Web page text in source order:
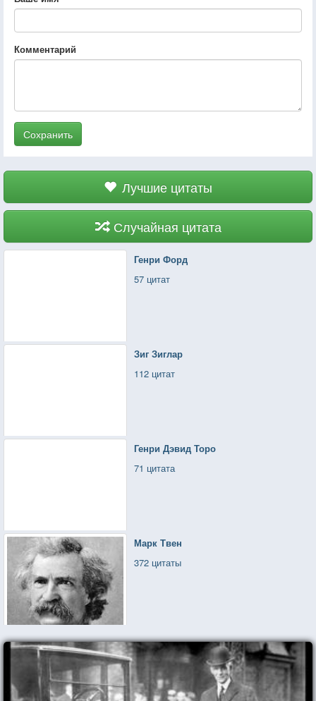
Комментарий
Сохранить
Лучшие цитаты
Случайная цитата
Генри Форд
57 цитат
Зиг Зиглар
112 цитат
Генри Дэвид Торо
71 цитата
Марк Твен
372 цитаты